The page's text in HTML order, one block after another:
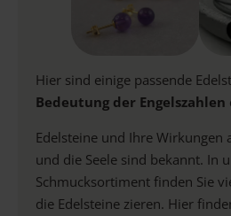
Hier sind einige passende
Bedeutung der Engelszahlen
Edelsteine und Ihre Wirkungen
und die Seele sind bekannt. In
Schmucksortiment finden Sie
die Edelsteine zieren. Hier